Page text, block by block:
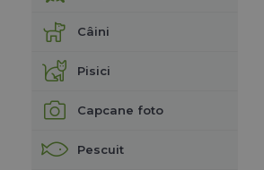
Câini
Pisici
Capcane foto
Pescuit